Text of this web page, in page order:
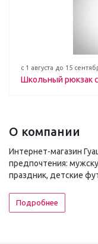
с 1 августа до 15
Школьный рюкзак
О компании
Интернет-магазин
предпочтения:
праздник, детские
Подробнее